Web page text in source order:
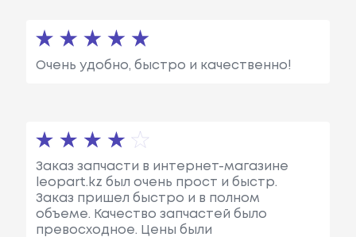
Очень удобно, быстро и качественно!
Заказ запчасти в интернет-магазине
leopart.kz был очень прост и быстр.
Заказ пришел быстро и в полном
объеме. Качество запчастей было
превосходное. Цены были